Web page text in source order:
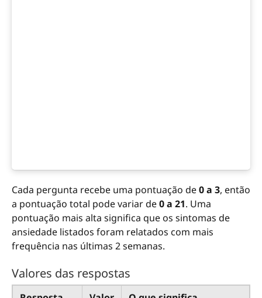
Cada pergunta recebe uma pontuação de0 a 3, então
a pontuação total pode variar de0 a 21. Uma
pontuação mais alta significa que os sintomas de
ansiedade listados foram relatados com mais
frequência nas últimas 2 semanas.
Valores das respostas